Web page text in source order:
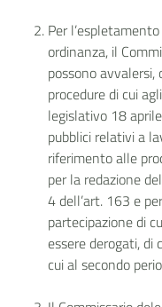
Per
ordinanza, il
possono avvalersi,
procedure di cui
legislativo 18
pubblici relativi a
riferimento alle
per la redazione
4 dell’art. 163 e
partecipazione di
essere derogati, di
cui al secondo